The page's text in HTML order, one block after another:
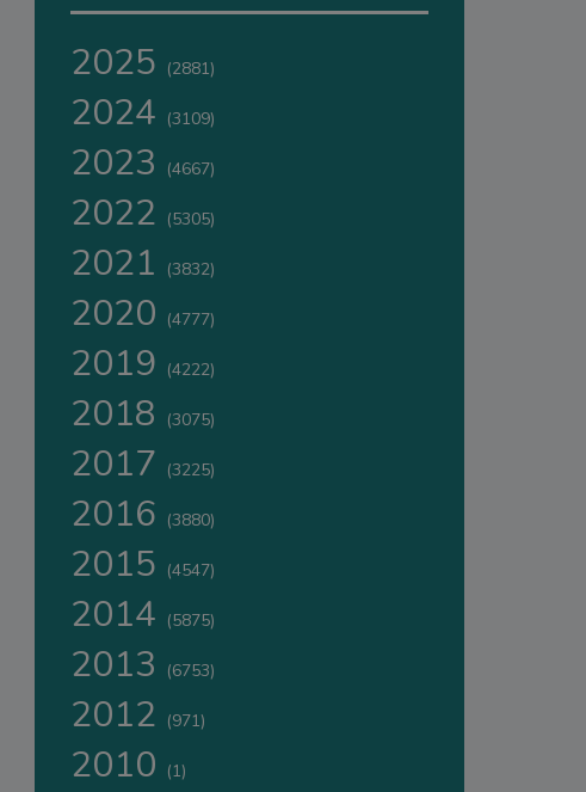
2025 (2881)
2024 (3109)
2023 (4667)
2022 (5305)
2021 (3832)
2020 (4777)
2019 (4222)
2018 (3075)
2017 (3225)
2016 (3880)
2015 (4547)
2014 (5875)
2013 (6753)
2012 (971)
2010 (1)